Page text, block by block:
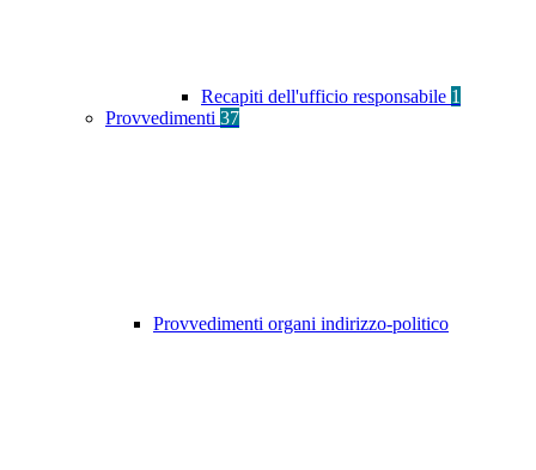
Recapiti dell'ufficio responsabile 1
Provvedimenti 37
Provvedimenti organi indirizzo-politico